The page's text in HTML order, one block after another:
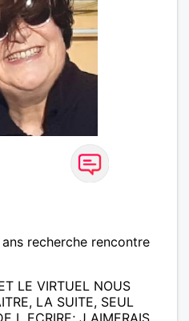
recherche rencontre
LE VIRTUEL NOUS
LA SUITE, SEUL
L ECRIRE; J AIMERAIS